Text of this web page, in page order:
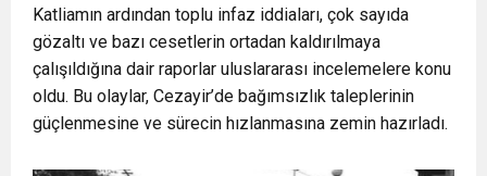
Katliamın ardından toplu infaz iddiaları, çok sayıda
gözaltı ve bazı cesetlerin ortadan kaldırılmaya
çalışıldığına dair raporlar uluslararası incelemelere konu
oldu. Bu olaylar, Cezayir’de bağımsızlık taleplerinin
güçlenmesine ve sürecin hızlanmasına zemin hazırladı.